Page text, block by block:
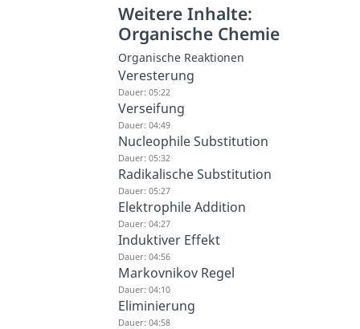
Weitere Inhalte:
Organische Chemie
Organische Reaktionen
Veresterung
Dauer: 05:22
Verseifung
Dauer: 04:49
Nucleophile Substitution
Dauer: 05:32
Radikalische Substitution
Dauer: 05:27
Elektrophile Addition
Dauer: 04:27
Induktiver Effekt
Dauer: 04:56
Markovnikov Regel
Dauer: 04:10
Eliminierung
Dauer: 04:58